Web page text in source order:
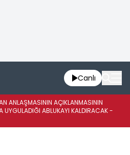
Canlı
ANLAŞMASININ AÇIKLANMASININ
UYGULADIĞI ABLUKAYI KALDIRACAK -